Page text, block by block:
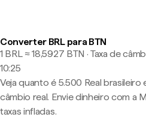
Converter BRL para BTN
1 BRL ≈ 18,5927 BTN · Taxa de
10:25
Veja quanto é 5.500 Real
câmbio real. Envie dinheiro com a
taxas infladas.